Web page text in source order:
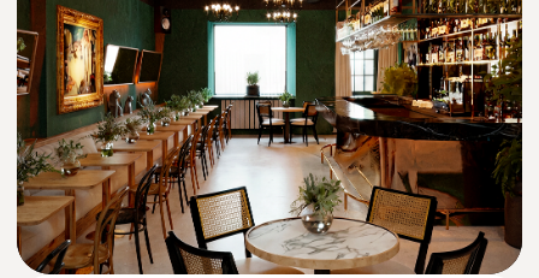
РАССЧИТАТЬ СТОИМОСТЬ
ПРОЕКТА